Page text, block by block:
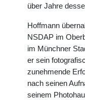
über Jahre
Hoffmann
NSDAP im
im Münchner
er sein
zunehmende
nach seinen
seinem